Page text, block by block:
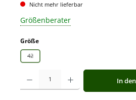
Nicht mehr lieferbar
Größenberater
Größeauswählen
42
(Diese Option ist zurzeit nicht verfügbar.)
Produkt Anzahl: Gib den gewünschten
In